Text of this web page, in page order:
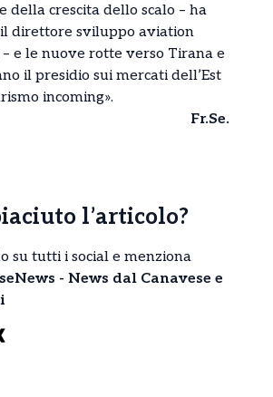
della crescita dello scalo – ha
direttore sviluppo aviation
– e le nuove rotte verso Tirana e
il presidio sui mercati dell’Est
incoming».
Fr.Se.
l’articolo?
su tutti i social e menziona
- News dal Canavese e